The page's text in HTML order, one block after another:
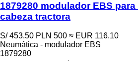
1879280 modulador EBS para
cabeza tractora
S/ 453.50 PLN 500 ≈ EUR 116.10
Neumática - modulador EBS
1879280